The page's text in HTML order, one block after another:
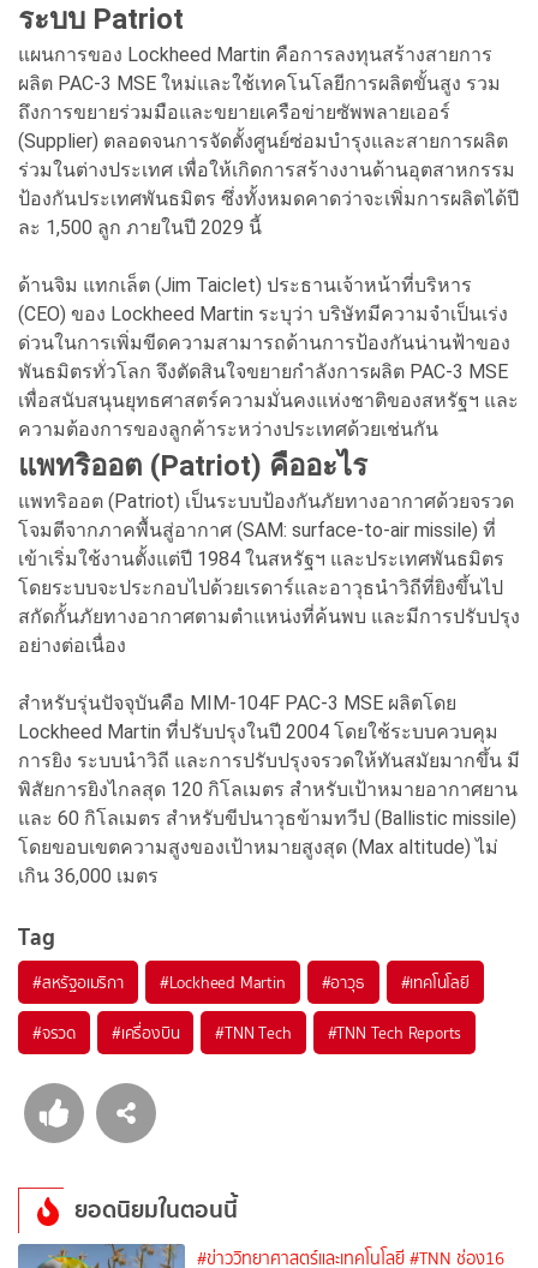
ระบบ Patriot
แผนการของ Lockheed Martin คือการลงทุนสร้างสายการ
ผลิต PAC-3 MSE ใหม่และใช้เทคโนโลยีการผลิตขั้นสูง รวม
ถึงการขยายร่วมมือและขยายเครือข่ายซัพพลายเออร์
(Supplier) ตลอดจนการจัดตั้งศูนย์ซ่อมบำรุงและสายการผลิต
ร่วมในต่างประเทศ เพื่อให้เกิดการสร้างงานด้านอุตสาหกรรม
ป้องกันประเทศพันธมิตร ซึ่งทั้งหมดคาดว่าจะเพิ่มการผลิตได้ปี
ละ 1,500 ลูก ภายในปี 2029 นี้
ด้านจิม แทกเล็ต (Jim Taiclet) ประธานเจ้าหน้าที่บริหาร
(CEO) ของ Lockheed Martin ระบุว่า บริษัทมีความจำเป็นเร่ง
ด่วนในการเพิ่มขีดความสามารถด้านการป้องกันน่านฟ้าของ
พันธมิตรทั่วโลก จึงตัดสินใจขยายกำลังการผลิต PAC-3 MSE
เพื่อสนับสนุนยุทธศาสตร์ความมั่นคงแห่งชาติของสหรัฐฯ และ
ความต้องการของลูกค้าระหว่างประเทศด้วยเช่นกัน
แพทริออต (Patriot) คืออะไร
แพทริออต (Patriot) เป็นระบบป้องกันภัยทางอากาศด้วยจรวด
โจมตีจากภาคพื้นสู่อากาศ (SAM: surface-to-air missile) ที่
เข้าเริ่มใช้งานตั้งแต่ปี 1984 ในสหรัฐฯ และประเทศพันธมิตร
โดยระบบจะประกอบไปด้วยเรดาร์และอาวุธนำวิถีที่ยิงขึ้นไป
สกัดกั้นภัยทางอากาศตามตำแหน่งที่ค้นพบ และมีการปรับปรุง
อย่างต่อเนื่อง
สำหรับรุ่นปัจจุบันคือ MIM-104F PAC-3 MSE ผลิตโดย
Lockheed Martin ที่ปรับปรุงในปี 2004 โดยใช้ระบบควบคุม
การยิง ระบบนำวิถี และการปรับปรุงจรวดให้ทันสมัยมากขึ้น มี
พิสัยการยิงไกลสุด 120 กิโลเมตร สำหรับเป้าหมายอากาศยาน
และ 60 กิโลเมตร สำหรับขีปนาวุธข้ามทวีป (Ballistic missile)
โดยขอบเขตความสูงของเป้าหมายสูงสุด (Max altitude) ไม่
เกิน 36,000 เมตร
Tag
#สหรัฐอเมริกา #Lockheed Martin #อาวุธ #เทคโนโลยี
#จรวด #เครื่องบิน #TNN Tech #TNN Tech Reports
ยอดนิยมในตอนนี้
#ข่าววิทยาศาสตร์และเทคโนโลยี #TNN ช่อง16